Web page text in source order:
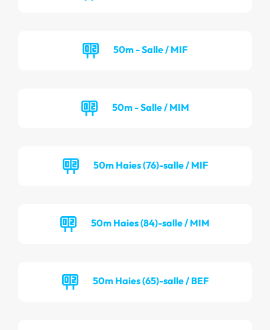
50m - Salle / MIF
50m - Salle / MIM
50m Haies (76)-salle / MIF
50m Haies (84)-salle / MIM
50m Haies (65)-salle / BEF